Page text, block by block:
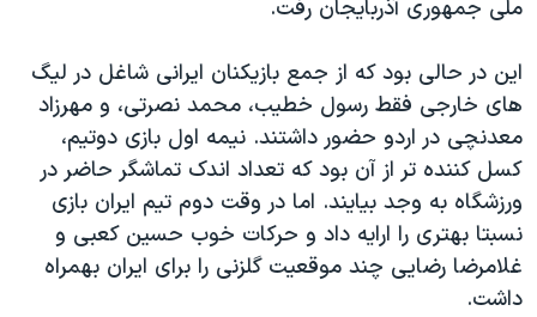
فرهنگ و زندگی
حقوق شهروندی
اقتصادی
علم و فناوری
اسرائیل در جنگ
گالری عکس
مستندها
انتخابات ریاست جمهوری آمریکا ۲۰۲۴
حمله جمهوری اسلامی به اسرائیل
رمز مهسا
ورزش زنان در ایران
اعتراضات زن، زندگی، آزادی
یادگیری زبان انگلیسی
دنبال کنید
زبانهای مختلف
ملی جمهوری آذربايجان رفت.
اين در حالی بود كه از جمع بازيكنان ايرانی شاغل در ليگ
های خارجی فقط رسول خطيب، محمد نصرتی، و مهرزاد
معدنچی در اردو حضور داشتند. نيمه اول بازی دوتيم،
کسل کننده تر از آن بود که تعداد اندک تماشگر حاضر در
ورزشگاه به وجد بيايند. اما در وقت دوم تيم ايران بازی
نسبتا بهتری را ارايه داد و حرکات خوب حسين كعبی و
غلامرضا رضايی چند موقعيت گلزنی را برای ايران بهمراه
داشت.